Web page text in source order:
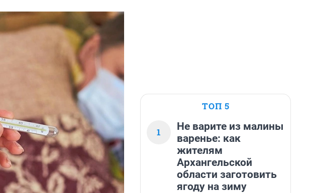
ТОП 5
1
Не варите из малины
варенье: как
жителям
Архангельской
области заготовить
ягоду на зиму